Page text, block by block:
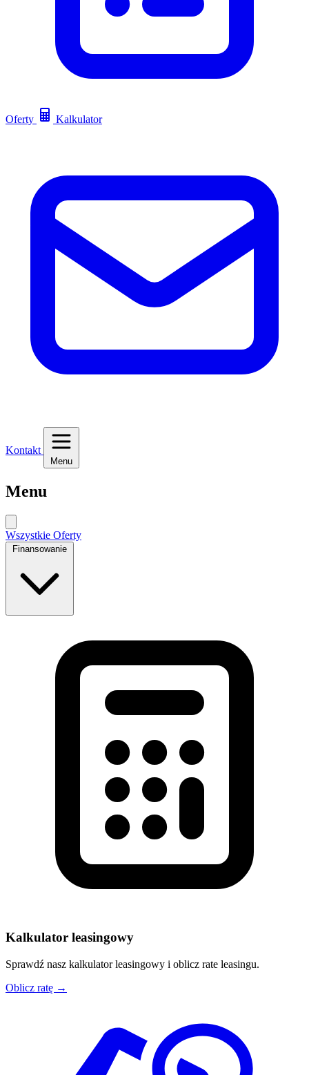
Oferty Kalkulator
Kontakt
Menu
Menu
Wszystkie Oferty
Finansowanie
Kalkulator leasingowy
Sprawdź nasz kalkulator leasingowy i oblicz rate leasingu.
Oblicz ratę →